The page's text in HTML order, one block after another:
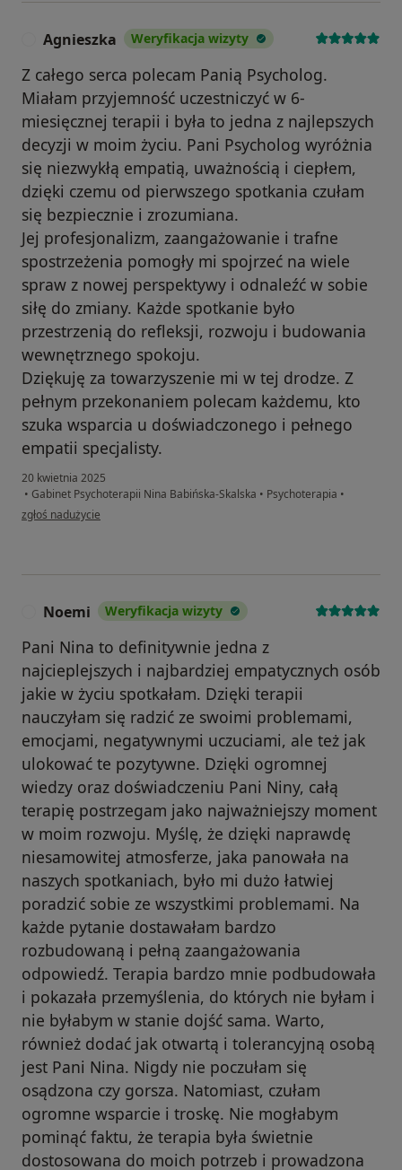
Agnieszka Weryfikacja wizyty
Z całego serca polecam Panią Psycholog.
Miałam przyjemność uczestniczyć w 6-
miesięcznej terapii i była to jedna z najlepszych
decyzji w moim życiu. Pani Psycholog wyróżnia
się niezwykłą empatią, uważnością i ciepłem,
dzięki czemu od pierwszego spotkania czułam
się bezpiecznie i zrozumiana.
Jej profesjonalizm, zaangażowanie i trafne
spostrzeżenia pomogły mi spojrzeć na wiele
spraw z nowej perspektywy i odnaleźć w sobie
siłę do zmiany. Każde spotkanie było
przestrzenią do refleksji, rozwoju i budowania
wewnętrznego spokoju.
Dziękuję za towarzyszenie mi w tej drodze. Z
pełnym przekonaniem polecam każdemu, kto
szuka wsparcia u doświadczonego i pełnego
empatii specjalisty.
20 kwietnia 2025
• Gabinet Psychoterapii Nina Babińska-Skalska • Psychoterapia •
w opinii użytkownika Agnieszka
zgłoś nadużycie
Noemi Weryfikacja wizyty
Pani Nina to definitywnie jedna z
najcieplejszych i najbardziej empatycznych osób
jakie w życiu spotkałam. Dzięki terapii
nauczyłam się radzić ze swoimi problemami,
emocjami, negatywnymi uczuciami, ale też jak
ulokować te pozytywne. Dzięki ogromnej
wiedzy oraz doświadczeniu Pani Niny, całą
terapię postrzegam jako najważniejszy moment
w moim rozwoju. Myślę, że dzięki naprawdę
niesamowitej atmosferze, jaka panowała na
naszych spotkaniach, było mi dużo łatwiej
poradzić sobie ze wszystkimi problemami. Na
każde pytanie dostawałam bardzo
rozbudowaną i pełną zaangażowania
odpowiedź. Terapia bardzo mnie podbudowała
i pokazała przemyślenia, do których nie byłam i
nie byłabym w stanie dojść sama. Warto,
również dodać jak otwartą i tolerancyjną osobą
jest Pani Nina. Nigdy nie poczułam się
osądzona czy gorsza. Natomiast, czułam
ogromne wsparcie i troskę. Nie mogłabym
pominąć faktu, że terapia była świetnie
dostosowana do moich potrzeb i prowadzona